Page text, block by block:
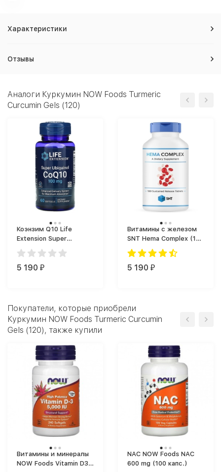
Характеристики
Отзывы
Аналоги Куркумин NOW Foods Turmeric
Curcumin Gels (120)
Коэнзим Q10 Life
Extension Super
Ubiquinol CoQ10 100 mg
(60 капс.)
5 190 ₽
Витамины с железом
SNT Hema Complex (180
таб.)
5 190 ₽
Покупатели, которые приобрели
Куркумин NOW Foods Turmeric Curcumin
Gels (120), также купили
Витамины и минералы
NOW Foods Vitamin D3
NAC NOW Foods NAC
600 mg (100 капс.)